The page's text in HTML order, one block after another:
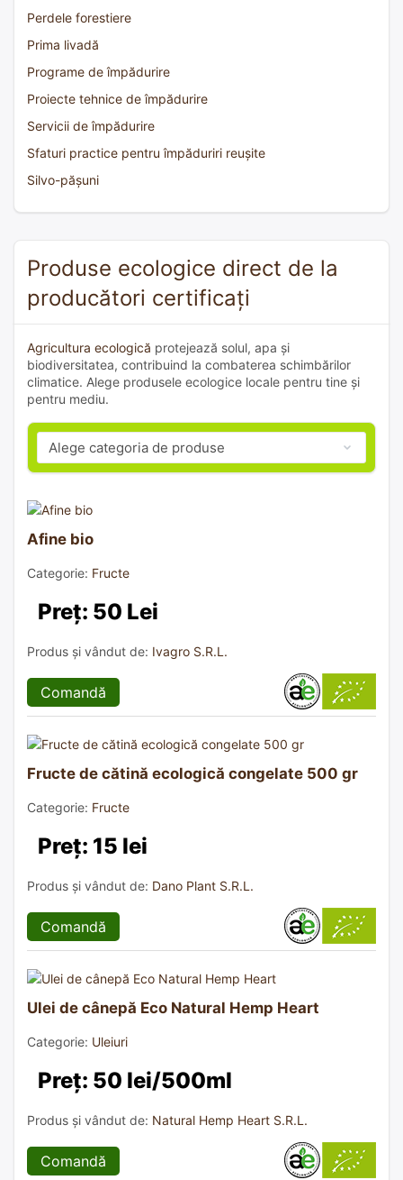
Perdele forestiere
Prima livadă
Programe de împădurire
Proiecte tehnice de împădurire
Servicii de împădurire
Sfaturi practice pentru împăduriri reușite
Silvo-pășuni
Produse ecologice direct de la
producători certificați
Agricultura ecologică protejează solul, apa și
biodiversitatea, contribuind la combaterea schimbărilor
climatice. Alege produsele ecologice locale pentru tine și
pentru mediu.
Afine bio
Categorie: Fructe
Preț: 50 Lei
Produs și vândut de: Ivagro S.R.L.
Comandă
Fructe de cătină ecologică congelate 500 gr
Categorie: Fructe
Preț: 15 lei
Produs și vândut de: Dano Plant S.R.L.
Comandă
Ulei de cânepă Eco Natural Hemp Heart
Categorie: Uleiuri
Preț: 50 lei/500ml
Produs și vândut de: Natural Hemp Heart S.R.L.
Comandă